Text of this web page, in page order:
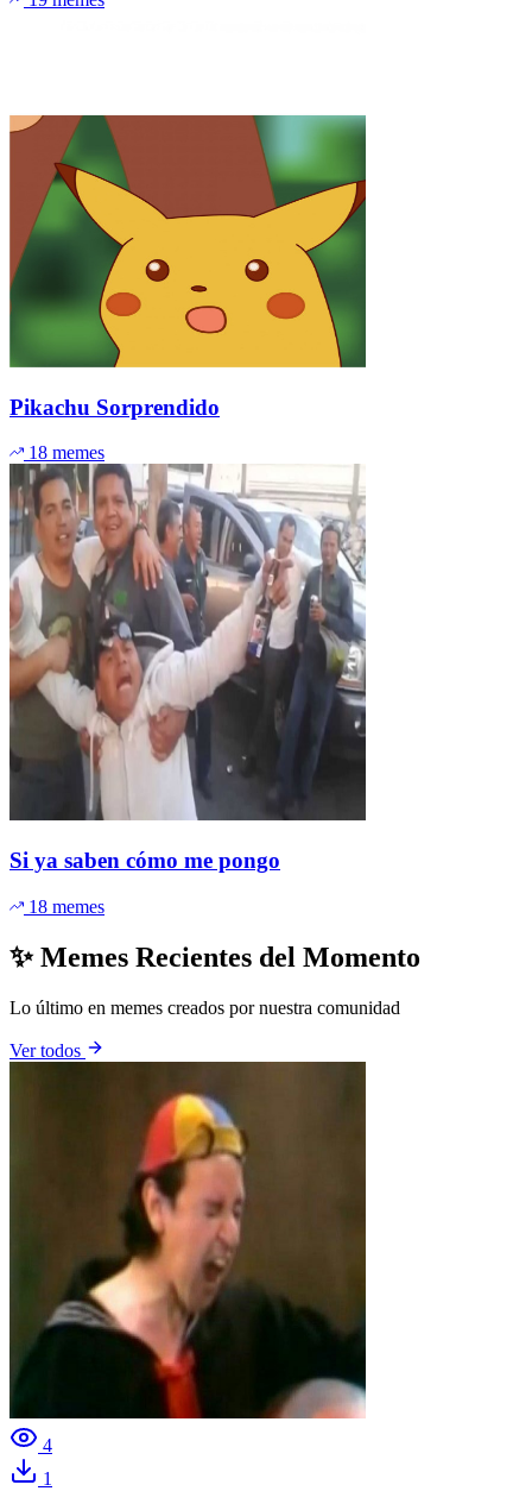
Pikachu Sorprendido
18 memes
Si ya saben cómo me pongo
18 memes
✨ Memes Recientes del Momento
Lo último en memes creados por nuestra comunidad
Ver todos
4
1